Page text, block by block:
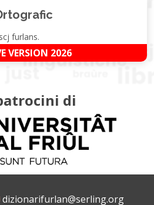
furlans.
VERSION 2026
di
dizionarifurlan@serling.org